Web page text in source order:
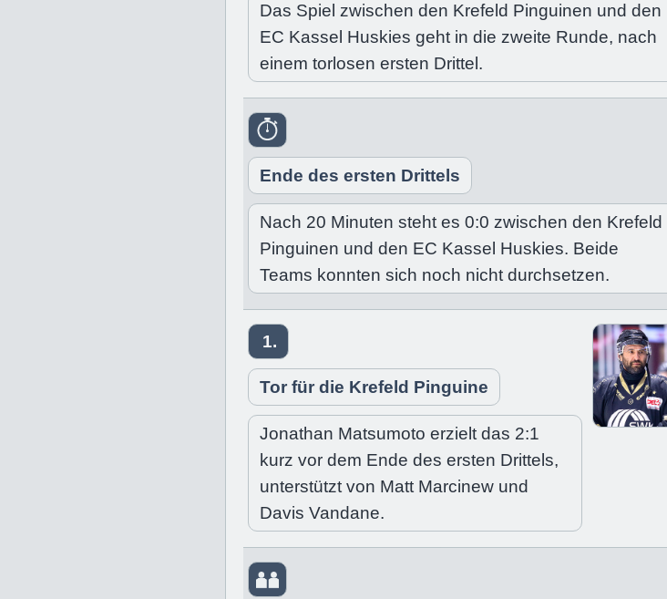
Das Spiel zwischen den Krefeld Pinguinen und den
EC Kassel Huskies geht in die zweite Runde, nach
einem torlosen ersten Drittel.
Ende des ersten Drittels
Nach 20 Minuten steht es 0:0 zwischen den Krefeld
Pinguinen und den EC Kassel Huskies. Beide
Teams konnten sich noch nicht durchsetzen.
1.
Tor für die Krefeld Pinguine
Jonathan Matsumoto erzielt das 2:1
kurz vor dem Ende des ersten Drittels,
unterstützt von Matt Marcinew und
Davis Vandane.